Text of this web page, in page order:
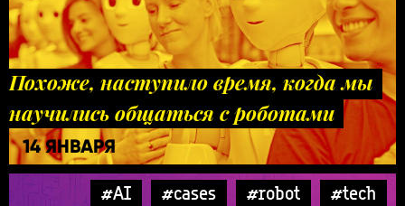
Похоже, наступило время, когда мы
научились общаться с роботами
14 ЯНВАРЯ
#AI #cases #robot #tech